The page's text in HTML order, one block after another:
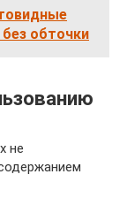
обточки
не